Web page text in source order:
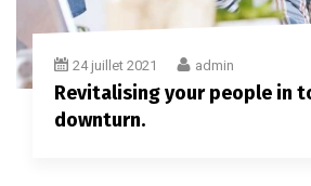
24 juillet 2021 admin
Revitalising your people in
downturn.